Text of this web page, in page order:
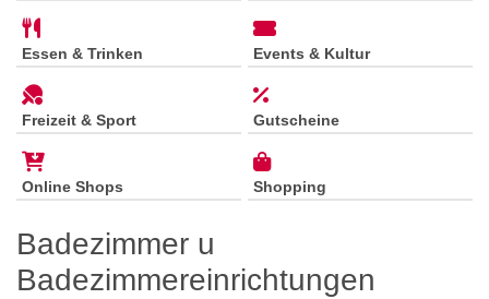
Essen & Trinken Events & Kultur
Freizeit & Sport Gutscheine
Online Shops Shopping
Badezimmer u
Badezimmereinrichtungen